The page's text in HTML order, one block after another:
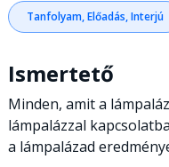
Tanfolyam, Előadás, Interjú
Ismertető
Minden, amit a
lámpalázzal
a lámpalázad